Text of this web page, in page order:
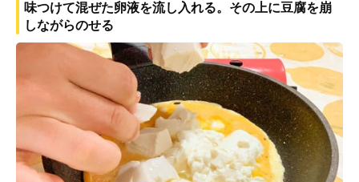
味つけて混ぜた卵液を流し入れる。その上に豆腐を崩
しながらのせる